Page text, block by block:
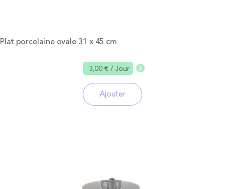
Plat porcelaine ovale 31 x 45 cm
3,00 €/ Jour
Ajouter